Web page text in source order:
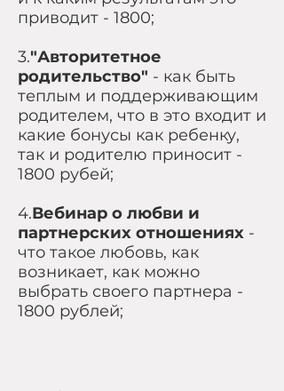
приводит - 1800;
3."Авторитетное
родительство" - как быть
теплым и поддерживающим
родителем, что в это входит и
какие бонусы как ребенку,
так и родителю приносит -
1800 рубей;
4.Вебинар о любви и
партнерских отношениях -
что такое любовь, как
возникает, как можно
выбрать своего партнера -
1800 рублей;